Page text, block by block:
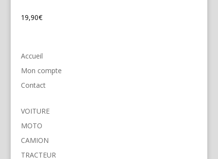
19,90€
Accueil
Mon compte
Contact
VOITURE
MOTO
CAMION
TRACTEUR